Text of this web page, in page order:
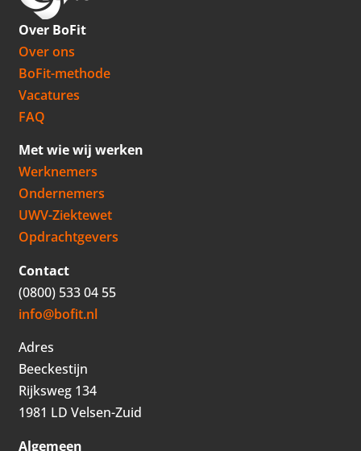
Over BoFit
Over ons
BoFit-methode
Vacatures
FAQ
Met wie wij werken
Werknemers
Ondernemers
UWV-Ziektewet
Opdrachtgevers
Contact
(0800) 533 04 55
info@bofit.nl
Adres
Beeckestijn
Rijksweg 134
1981 LD Velsen-Zuid
Algemeen